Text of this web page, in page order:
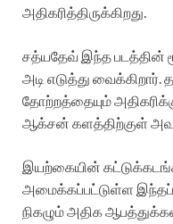
அதிகரித்திருக்கிறது.
சத்யதேவ் இந்த படத்தின்
அடி எடுத்து
தோற்றத்தையும்
ஆக்சன் களத்திற்குள் அவர்
இயற்கையின்
அமைக்கப்பட்டுள்ள இந்தப்
நிகழும் அதிக